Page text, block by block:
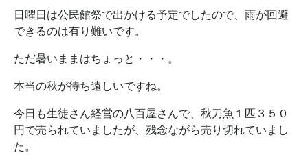
日曜日は公民館祭で出かける予定でしたので、雨が回避
できるのは有り難いです。
ただ暑いままはちょっと・・・。
本当の秋が待ち遠しいですね。
今日も生徒さん経営の八百屋さんで、秋刀魚１匹３５０
円で売られていましたが、残念ながら売り切れていまし
た。